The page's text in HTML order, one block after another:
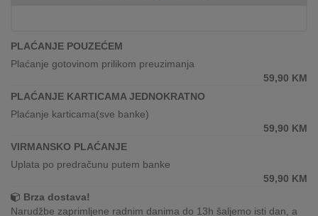
KAKO
KUPITI?
KUPOVINA
INOSTRANSTVA
OZNAKE
ENERGETSKE
DIGITALIS
PLAĆANJE POUZEĆEM
Plaćanje gotovinom prilikom preuzimanja
59,90 KM
PLAĆANJE KARTICAMA JEDNOKRATNO
Plaćanje karticama(sve banke)
59,90 KM
VIRMANSKO PLAĆANJE
Uplata po predračunu putem banke
59,90 KM
Brza dostava!
Narudžbe zaprimljene radnim danima do 13h šaljemo isti dan, a